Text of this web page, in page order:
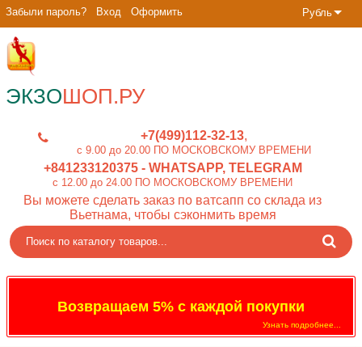
Рубль
Забыли пароль? Вход Оформить
ЭКЗОШОП.РУ
+7(499)112-32-13
c 9.00 до 20.00 ПО МОСКОВСКОМУ ВРЕМЕНИ
+841233120375- WHATSAPP, TELEGRAM
c 12.00 до 24.00 ПО МОСКОВСКОМУ ВРЕМЕНИ
Вы можете сделать заказ по ватсапп со склада из
Вьетнама, чтобы сэконмить время
Возвращаем 5% с каждой покупки
Узнать подробнее...